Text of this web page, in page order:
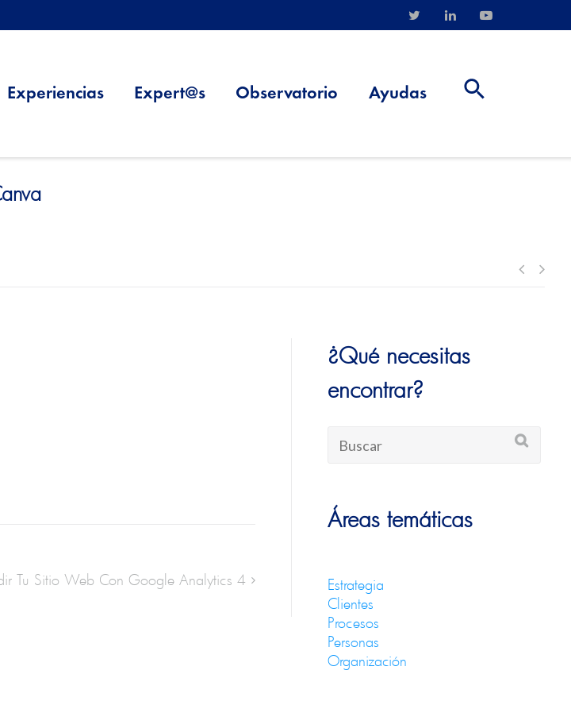
Experiencias Expert@s Observatorio Ayudas
Tu Sitio Web Con Google Analytics 4
¿Qué necesitas
encontrar?
Áreas temáticas
Estrategia
Clientes
Procesos
Personas
Organización